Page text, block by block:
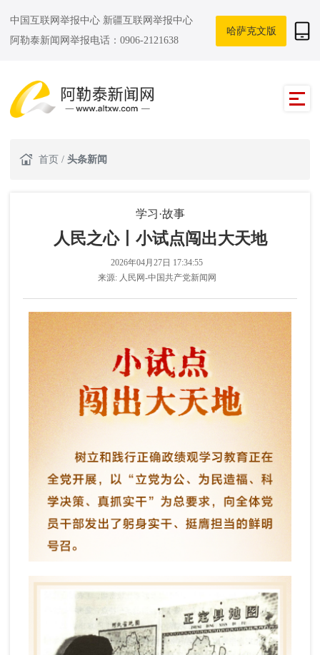
中国互联网举报中心 新疆互联网举报中心
阿勒泰新闻网举报电话：0906-2121638
哈萨克文版
首页 / 头条新闻
学习·故事
人民之心丨小试点闯出大天地
2026年04月27日 17:34:55
来源: 人民网-中国共产党新闻网